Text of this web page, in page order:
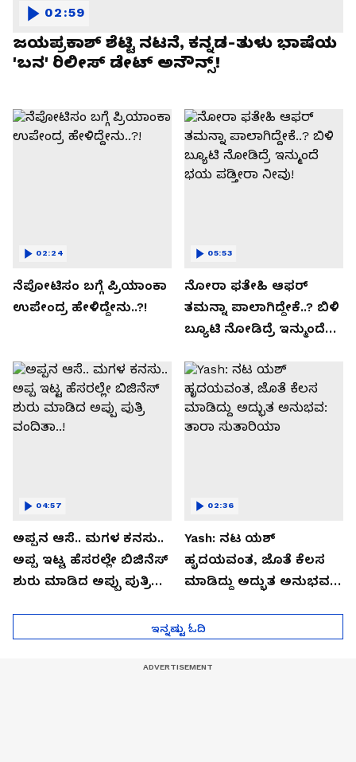
ಜಯಪ್ರಕಾಶ್ ಶೆಟ್ಟಿ ನಟನೆ, ಕನ್ನಡ-ತುಳು ಭಾಷೆಯ
'ಬನ' ರಿಲೀಸ್ ಡೇಟ್ ಅನೌನ್ಸ್!
02:59
ನೆಪೋಟಿಸಂ ಬಗ್ಗೆ ಪ್ರಿಯಾಂಕಾ
ಉಪೇಂದ್ರ ಹೇಳಿದ್ದೇನು..?!
02:24
ನೋರಾ ಫತೇಹಿ ಆಫರ್​
ತಮನ್ನಾ ಪಾಲಾಗಿದ್ದೇಕೆ..? ಬಿಳಿ
ಬ್ಯೂಟಿ ನೋಡಿದ್ರೆ ಇನ್ಮುಂದೆ
05:53
ಅಪ್ಪನ ಆಸೆ.. ಮಗಳ ಕನಸು..
ಅಪ್ಪ ಇಟ್ಟ ಹೆಸರಲ್ಲೇ ಬಿಜಿನೆಸ್​
ಶುರು ಮಾಡಿದ ಅಪ್ಪು ಪುತ್ರಿ
04:57
Yash: ನಟ ಯಶ್​
ಹೃದಯವಂತ, ಜೊತೆ ಕೆಲಸ
ಮಾಡಿದ್ದು ಅದ್ಭುತ ಅನುಭವ:
02:36
ಇನ್ನಷ್ಟು ಓದಿ